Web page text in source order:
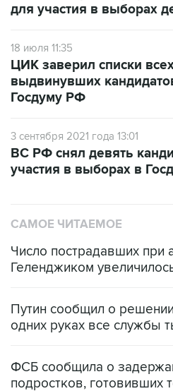
для участия в выборах
18 июля 11:35
ЦИК заверил списки
выдвинувших
Госдуму РФ
3 сентября 2021 года 13:01
ВС РФ снял девять
участия в выборах в
САМОЕ ЧИТАЕМОЕ
Число пострадавших
Геленджиком
Путин сообщил о
одних руках все службы
ФСБ сообщила о
подростков, готовивших